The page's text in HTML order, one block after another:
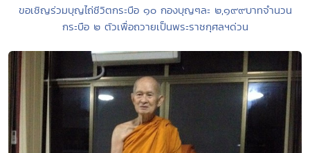
ขอเชิญร่วมบุญไถ่ชีวิตกระบือ ๑๐ กองบุญๆละ ๒,๑๙๙บาทจำนวน
กระบือ ๒ ตัวเพื่อถวายเป็นพระราชกุศลฯด่วน